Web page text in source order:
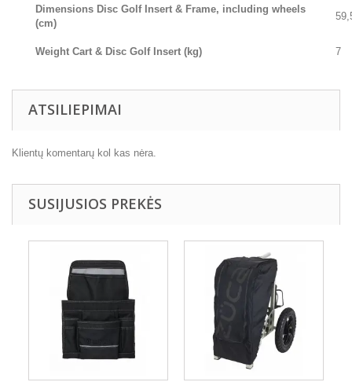
Dimensions Disc Golf Insert & Frame, including wheels
(cm)
Weight Cart & Disc Golf Insert (kg) 7
ATSILIEPIMAI
Klientų komentarų kol kas nėra.
SUSIJUSIOS PREKĖS